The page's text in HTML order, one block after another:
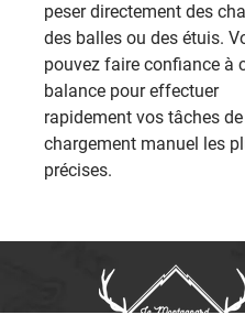
peser directement des
des balles ou des étuis.
pouvez faire confiance à
balance pour effectuer
rapidement vos tâches de
chargement manuel les
précises.